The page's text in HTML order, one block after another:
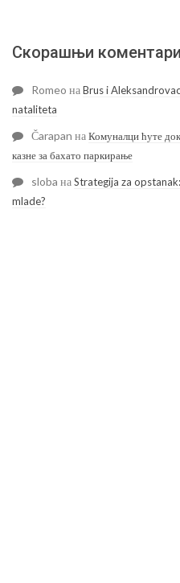
Скорашњи коментари
Romeo наBrus i
nataliteta
Čarapan наКомуналци ћуте
казне за бахато паркирање
sloba наStrategija za
mlade?